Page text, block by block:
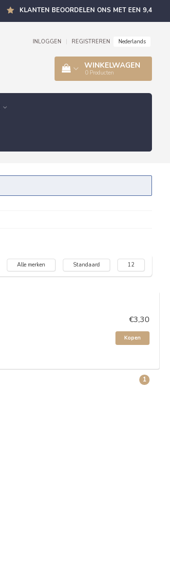
KLANTEN BEOORDELEN ONS MET EEN 9,4
INLOGGEN REGISTREREN Nederlands
WINKELWAGEN
0 Producten
Alle merken Standaard 12
€3,30
Kopen
1